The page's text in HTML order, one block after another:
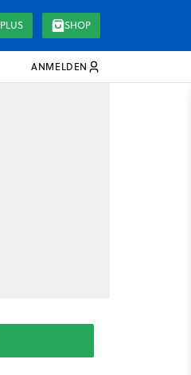
PLUS SHOP
ANMELDEN